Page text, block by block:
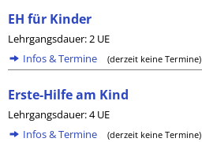
EH für Kinder
Lehrgangsdauer: 2 UE
Infos & Termine
(derzeit keine Termine)
Erste-Hilfe am Kind
Lehrgangsdauer: 4 UE
Infos & Termine
(derzeit keine Termine)